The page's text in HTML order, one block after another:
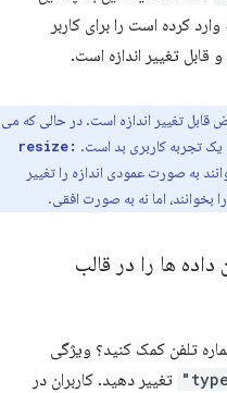
است را برای کاربر
تغییر اندازه است.
تغییر اندازه است. در حالی که می
کاربری بد است.resize:
به صورت عمودی اندازه را تغییر
اما نه به صورت افقی.
ها را در قالب
تلفن کمک کنید؟ ویژگی
تغییر دهید. کاربران در